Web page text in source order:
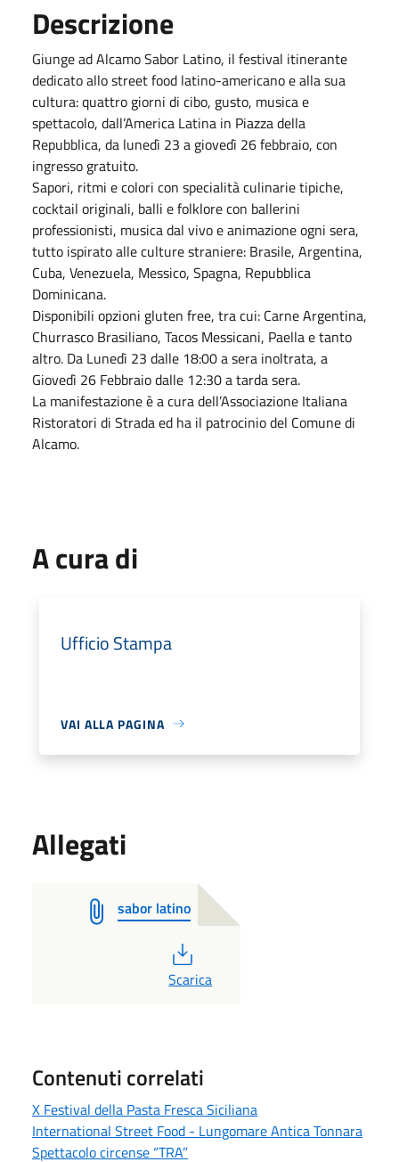
Descrizione
Giunge ad Alcamo Sabor Latino, il festival itinerante
dedicato allo street food latino-americano e alla sua
cultura: quattro giorni di cibo, gusto, musica e
spettacolo, dall’America Latina in Piazza della
Repubblica, da lunedì 23 a giovedì 26 febbraio, con
ingresso gratuito.
Sapori, ritmi e colori con specialità culinarie tipiche,
cocktail originali, balli e folklore con ballerini
professionisti, musica dal vivo e animazione ogni sera,
tutto ispirato alle culture straniere: Brasile, Argentina,
Cuba, Venezuela, Messico, Spagna, Repubblica
Dominicana.
Disponibili opzioni gluten free, tra cui: Carne Argentina,
Churrasco Brasiliano, Tacos Messicani, Paella e tanto
altro. Da Lunedì 23 dalle 18:00 a sera inoltrata, a
Giovedì 26 Febbraio dalle 12:30 a tarda sera.
La manifestazione è a cura dell’Associazione Italiana
Ristoratori di Strada ed ha il patrocinio del Comune di
Alcamo.
A cura di
Ufficio Stampa
VAI ALLA PAGINA
Allegati
sabor latino
PDF
Scarica
Contenuti correlati
X Festival della Pasta Fresca Siciliana
International Street Food - Lungomare Antica Tonnara
Spettacolo circense “TRA”